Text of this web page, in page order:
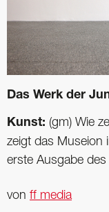
Das Werk der
Kunst: (gm) Wie
zeigt das Museion
erste Ausgabe des
von ff media